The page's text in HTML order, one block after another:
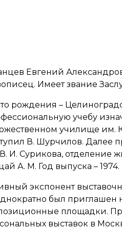
Евгений
Имеет звание
рождения –
учебу
училище им.
В. Шурчилов. Далее
И. Сурикова, отделение
А. М. Год выпуска – 1974.
экспонент
был приглашен
площадки.
выставок в